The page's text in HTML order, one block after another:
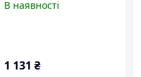
В наявності
1 131 ₴